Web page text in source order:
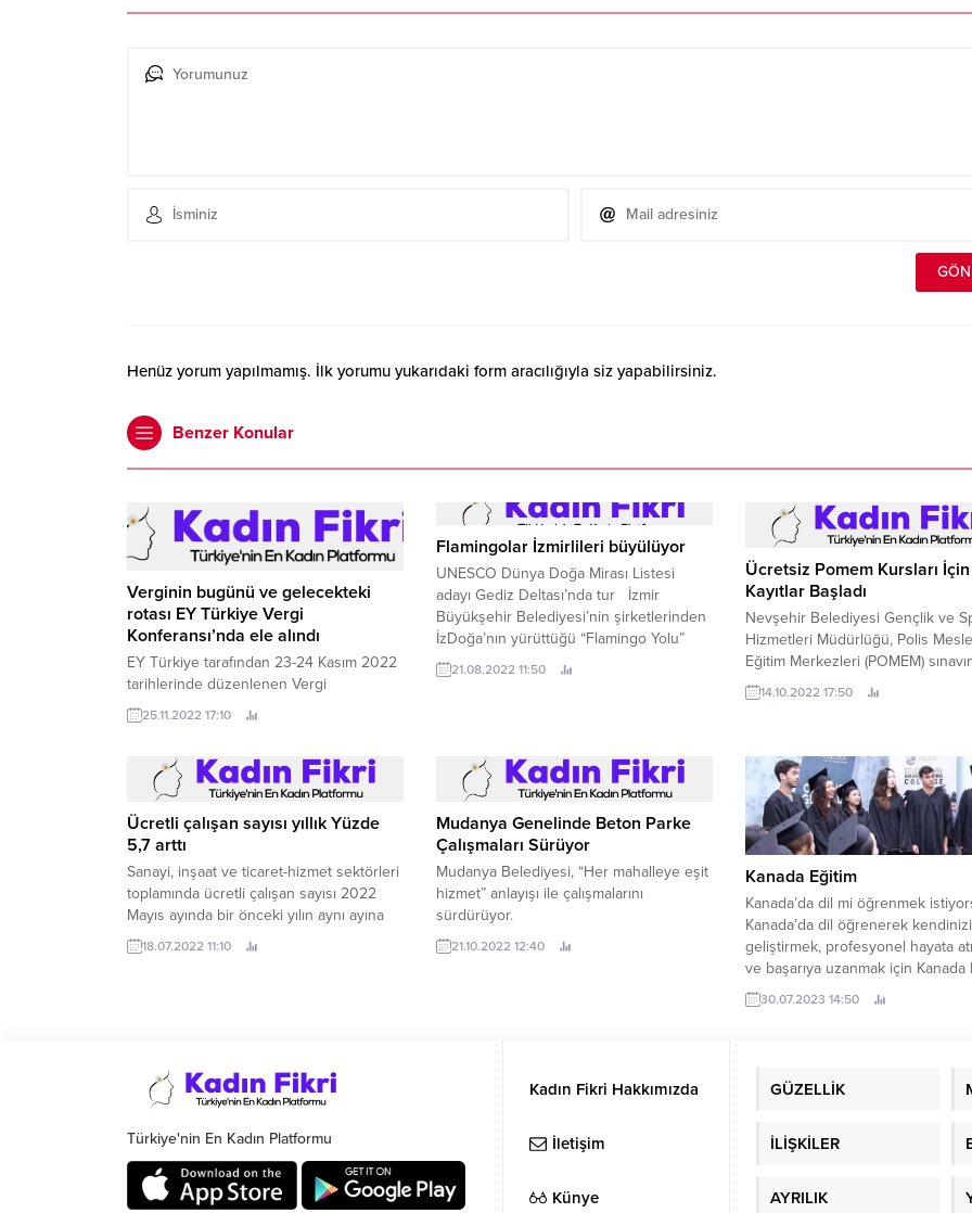
Henüz yorum yapılmamış. İlk yorumu yukarıdaki form aracılığıyla siz yapabilirsiniz.
Benzer Konular
Verginin bugünü ve gelecekteki
rotası EY Türkiye Vergi
Konferansı’nda ele alındı
EY Türkiye tarafından 23-24 Kasım 2022
tarihlerinde düzenlenen Vergi
Konferansı’nda yerel ve küresel vergi
gündemi ile bu alandaki en güncel
alındı.
25.11.2022 17:10
Flamingolar İzmirlileri büyülüyor
UNESCO Dünya Doğa Mirası Listesi
adayı Gediz Deltası’nda tur İzmir
Büyükşehir Belediyesi’nin şirketlerinden
İzDoğa’nın yürüttüğü “Flamingo Yolu”
projesiyle İzmirliler, hem deniz hem kara
yoluyla Gediz Deltası’ndaki kuş türlerini
21.08.2022 11:50
Ücretsiz Pomem Kursları İçin
Kayıtlar Başladı
Nevşehir Belediyesi Gençlik ve
Hizmetleri Müdürlüğü, Polis
Eğitim Merkezleri (POMEM)
katılacak adaylar için ücretsiz
kursu düzenleyecek.
14.10.2022 17:50
Ücretli çalışan sayısı yıllık Yüzde
5,7 arttı
Sanayi, inşaat ve ticaret-hizmet sektörleri
toplamında ücretli çalışan sayısı 2022
Mayıs ayında bir önceki yılın aynı ayına
göre 5,7 arttı.
18.07.2022 11:10
Mudanya Genelinde Beton Parke
Çalışmaları Sürüyor
Mudanya Belediyesi, “Her mahalleye eşit
hizmet” anlayışı ile çalışmalarını
sürdürüyor.
21.10.2022 12:40
Kanada Eğitim
Kanada’da dil mi öğrenmek
Kanada’da dil öğrenerek kendinizi
geliştirmek, profesyonel hayata
ve başarıya uzanmak için Kanada
yanınızdadır. Kanada dil okulları
en genel bilgileri, deneyimleri ve
bilgiler alın. Kanada’da yaşamak,
yaşadığınız süre zarfında en iyi...
30.07.2023 14:50
Türkiye'nin En Kadın Platformu
Kadın Fikri Hakkımızda
İletişim
Künye
GÜZELLİK
İLİŞKİLER
AYRILIK